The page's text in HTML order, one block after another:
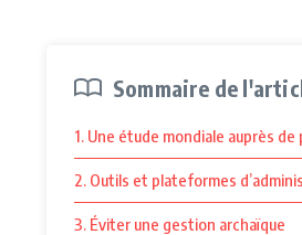
Sommaire de
1. Une étude mondiale auprès
2. Outils et plateformes
3. Éviter une gestion archaïque